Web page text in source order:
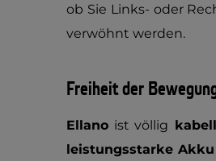
ob Sie Links- oder
verwöhnt werden.
Freiheit der
Ellano ist völlig
leistungsstarke Akku